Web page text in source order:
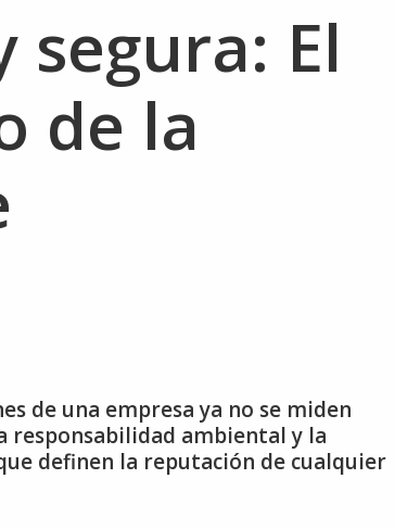
segura: El
de la
de una empresa ya no se miden
responsabilidad ambiental y la
definen la reputación de cualquier